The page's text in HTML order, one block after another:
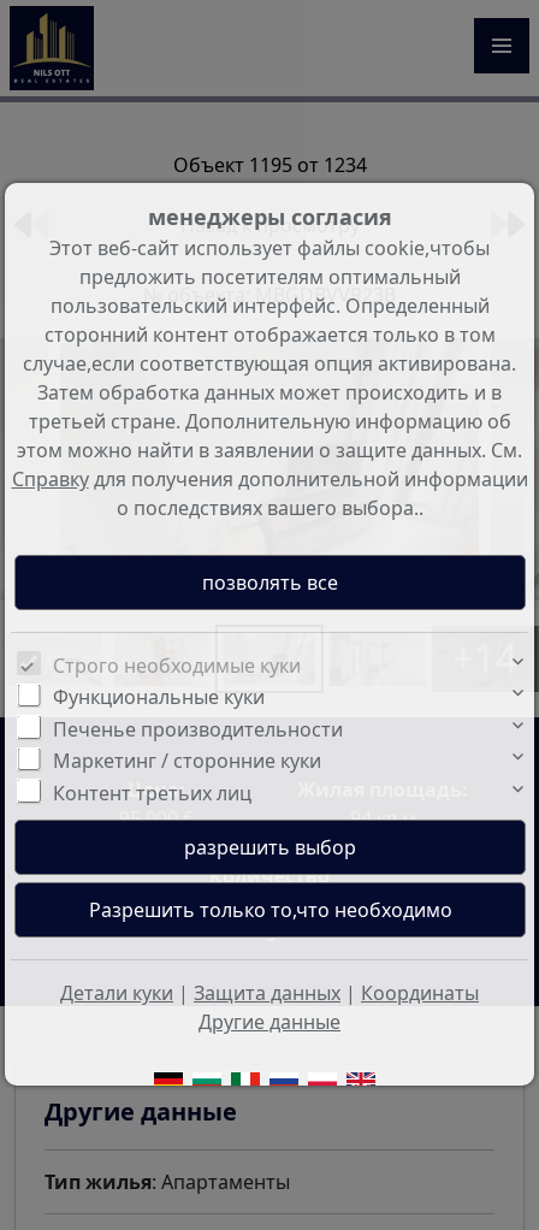
Объект 1195 от 1234
Назад к просмотру
№ объекта: MBGDBVVR23B
+14
Цена:
95.000 €
94 кв.м
Количество
комнат:
3
Другие данные
Тип жилья: Апартаменты
менеджеры согласия
Этот веб-сайт использует файлы cookie,чтобы
предложить посетителям оптимальный
пользовательский интерфейс. Определенный
сторонний контент отображается только в том
случае,если соответствующая опция активирована.
Затем обработка данных может происходить и в
третьей стране. Дополнительную информацию об
этом можно найти в заявлении о защите данных. См.
Справкудля получения дополнительной информации
о последствиях вашего выбора..
Строго необходимые куки
Функциональные куки
Печенье производительности
Маркетинг / сторонние куки
Контент третьих лиц
Детали куки | Защита данных | Координаты
Другие данные